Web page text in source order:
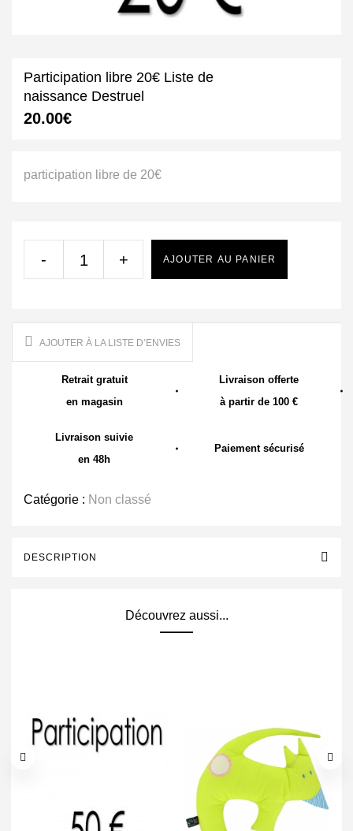
Participation libre 20€ Liste de
naissance Destruel
20.00€
participation libre de 20€
- + AJOUTER AU PANIER
AJOUTER À LA LISTE D’ENVIES
Retrait gratuit
en magasin
Livraison offerte
à partir de 100 €
Livraison suivie
en 48h
Paiement sécurisé
Catégorie : Non classé
DESCRIPTION
Découvrez aussi...